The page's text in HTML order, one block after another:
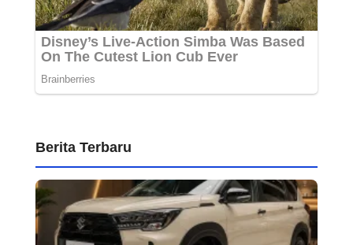
Berita Terbaru